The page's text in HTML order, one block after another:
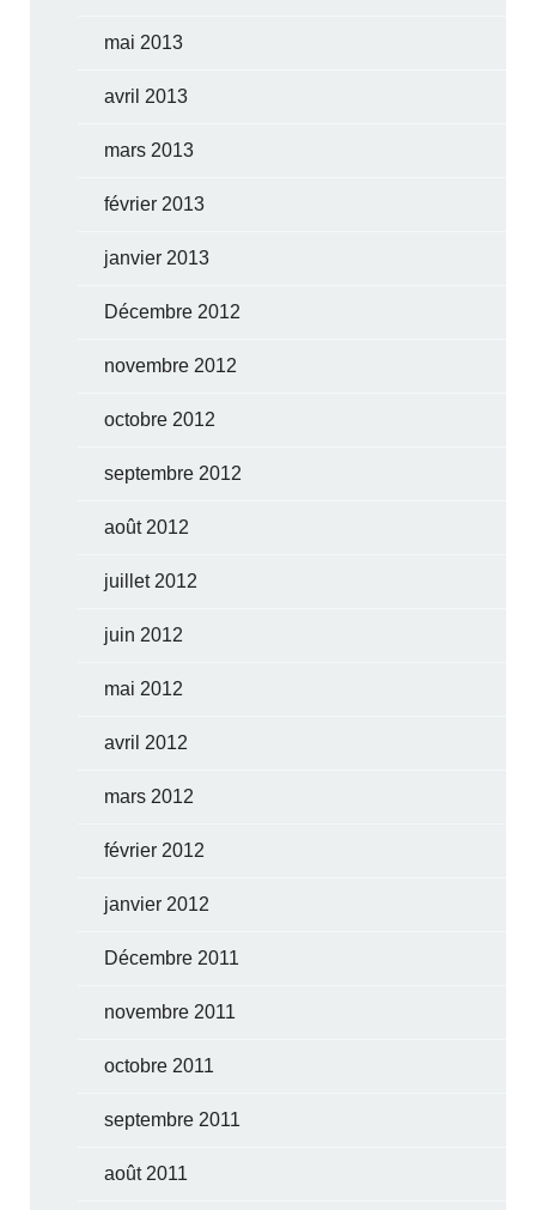
mai 2013
avril 2013
mars 2013
février 2013
janvier 2013
Décembre 2012
novembre 2012
octobre 2012
septembre 2012
août 2012
juillet 2012
juin 2012
mai 2012
avril 2012
mars 2012
février 2012
janvier 2012
Décembre 2011
novembre 2011
octobre 2011
septembre 2011
août 2011